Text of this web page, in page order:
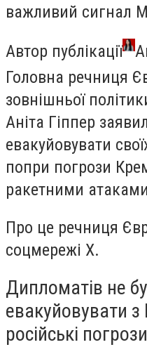
важливий сигнал
Автор публікації
Головна речниця
зовнішньої
Аніта Гіппер
евакуйовувати
попри погрози
ракетними
Про це речниця
соцмережі X.
Дипломатів не
евакуйовувати
російські погрози